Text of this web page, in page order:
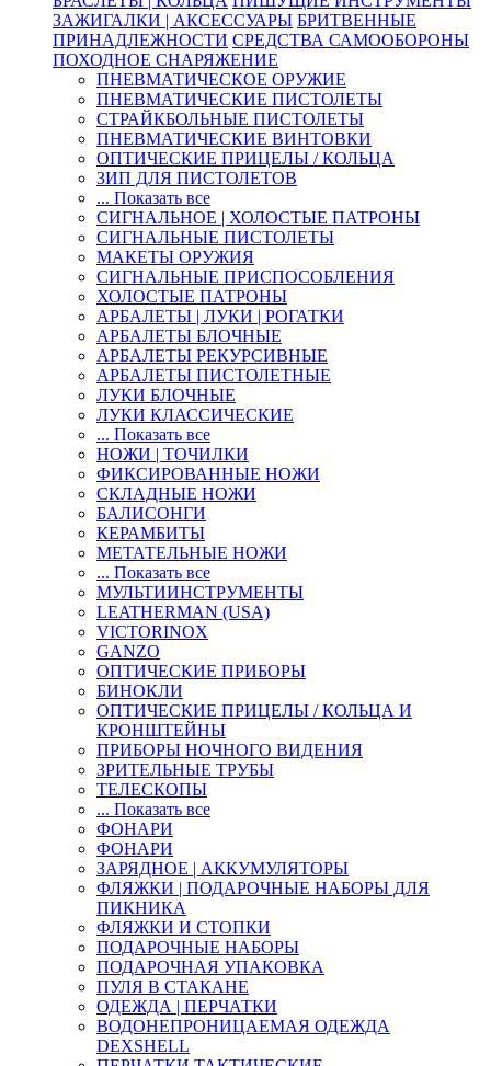
ЗАЖИГАЛКИ | АКСЕССУАРЫ БРИТВЕННЫЕ
ПРИНАДЛЕЖНОСТИ СРЕДСТВА САМООБОРОНЫ
ПОХОДНОЕ СНАРЯЖЕНИЕ
ПНЕВМАТИЧЕСКОЕ ОРУЖИЕ
ПНЕВМАТИЧЕСКИЕ ПИСТОЛЕТЫ
СТРАЙКБОЛЬНЫЕ ПИСТОЛЕТЫ
ПНЕВМАТИЧЕСКИЕ ВИНТОВКИ
ОПТИЧЕСКИЕ ПРИЦЕЛЫ / КОЛЬЦА
ЗИП ДЛЯ ПИСТОЛЕТОВ
... Показать все
СИГНАЛЬНОЕ | ХОЛОСТЫЕ ПАТРОНЫ
СИГНАЛЬНЫЕ ПИСТОЛЕТЫ
МАКЕТЫ ОРУЖИЯ
СИГНАЛЬНЫЕ ПРИСПОСОБЛЕНИЯ
ХОЛОСТЫЕ ПАТРОНЫ
АРБАЛЕТЫ | ЛУКИ | РОГАТКИ
АРБАЛЕТЫ БЛОЧНЫЕ
АРБАЛЕТЫ РЕКУРСИВНЫЕ
АРБАЛЕТЫ ПИСТОЛЕТНЫЕ
ЛУКИ БЛОЧНЫЕ
ЛУКИ КЛАССИЧЕСКИЕ
... Показать все
НОЖИ | ТОЧИЛКИ
ФИКСИРОВАННЫЕ НОЖИ
СКЛАДНЫЕ НОЖИ
БАЛИСОНГИ
КЕРАМБИТЫ
МЕТАТЕЛЬНЫЕ НОЖИ
... Показать все
МУЛЬТИИНСТРУМЕНТЫ
LEATHERMAN (USA)
VICTORINOX
GANZO
ОПТИЧЕСКИЕ ПРИБОРЫ
БИНОКЛИ
ОПТИЧЕСКИЕ ПРИЦЕЛЫ / КОЛЬЦА И
КРОНШТЕЙНЫ
ПРИБОРЫ НОЧНОГО ВИДЕНИЯ
ЗРИТЕЛЬНЫЕ ТРУБЫ
ТЕЛЕСКОПЫ
... Показать все
ФОНАРИ
ФОНАРИ
ЗАРЯДНОЕ | АККУМУЛЯТОРЫ
ФЛЯЖКИ | ПОДАРОЧНЫЕ НАБОРЫ ДЛЯ
ПИКНИКА
ФЛЯЖКИ И СТОПКИ
ПОДАРОЧНЫЕ НАБОРЫ
ПОДАРОЧНАЯ УПАКОВКА
ПУЛЯ В СТАКАНЕ
ОДЕЖДА | ПЕРЧАТКИ
ВОДОНЕПРОНИЦАЕМАЯ ОДЕЖДА
DEXSHELL